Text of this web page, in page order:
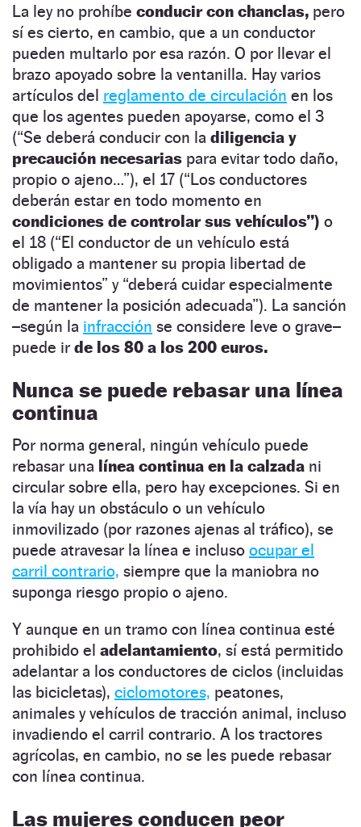
La ley no prohíbe conducir con chanclas, pero
sí es cierto, en cambio, que a un conductor
pueden multarlo por esa razón. O por llevar el
brazo apoyado sobre la ventanilla. Hay varios
artículos del reglamento de circulación en los
que los agentes pueden apoyarse, como el 3
(“Se deberá conducir con la diligencia y
precaución necesarias para evitar todo daño,
propio o ajeno…”), el 17 (“Los conductores
deberán estar en todo momento en
condiciones de controlar sus vehículos”) o
el 18 (“El conductor de un vehículo está
obligado a mantener su propia libertad de
movimientos” y “deberá cuidar especialmente
de mantener la posición adecuada”). La sanción
–según la infracción se considere leve o grave–
puede ir de los 80 a los 200 euros.
Nunca se puede rebasar una línea
continua
Por norma general, ningún vehículo puede
rebasar una línea continua en la calzada ni
circular sobre ella, pero hay excepciones. Si en
la vía hay un obstáculo o un vehículo
inmovilizado (por razones ajenas al tráfico), se
puede atravesar la línea e incluso ocupar el
carril contrario, siempre que la maniobra no
suponga riesgo propio o ajeno.
Y aunque en un tramo con línea continua esté
prohibido el adelantamiento, sí está permitido
adelantar a los conductores de ciclos (incluidas
las bicicletas), ciclomotores, peatones,
animales y vehículos de tracción animal, incluso
invadiendo el carril contrario. A los tractores
agrícolas, en cambio, no se les puede rebasar
con línea continua.
Las mujeres conducen peor